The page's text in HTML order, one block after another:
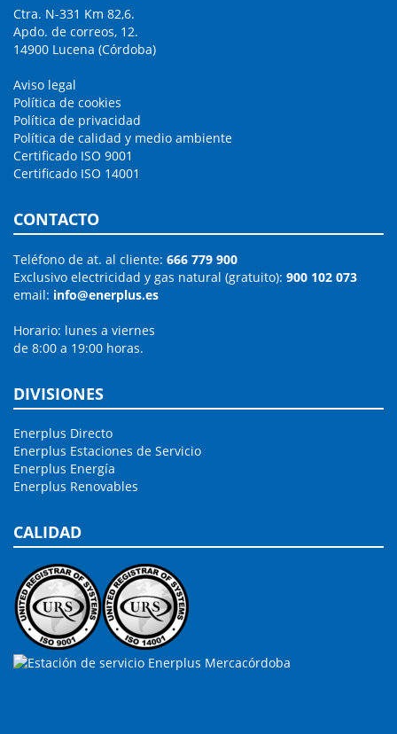
Ctra. N-331 Km 82,6.
Apdo. de correos, 12.
14900 Lucena (Córdoba)
Aviso legal
Política de cookies
Política de privacidad
Política de calidad y medio ambiente
Certificado ISO 9001
Certificado ISO 14001
CONTACTO
Teléfono de at. al cliente: 666 779 900
Exclusivo electricidad y gas natural (gratuito): 900 102 073
email: info@enerplus.es
Horario: lunes a viernes
de 8:00 a 19:00 horas.
DIVISIONES
Enerplus Directo
Enerplus Estaciones de Servicio
Enerplus Energía
Enerplus Renovables
CALIDAD